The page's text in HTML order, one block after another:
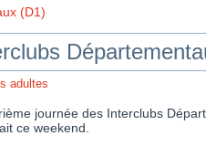
(D1)
adultes
journée des Interclubs
ce weekend.